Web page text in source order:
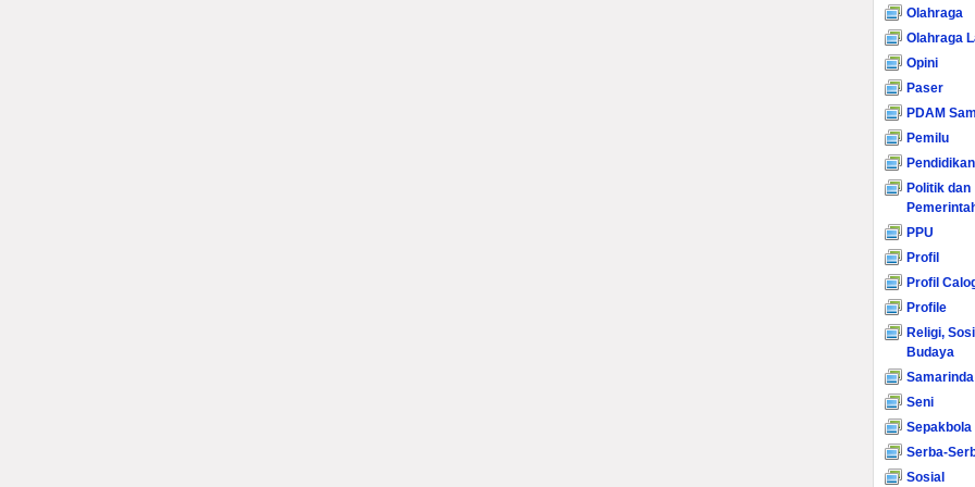
Olahraga
Olahraga
Opini
Paser
PDAM
Pemilu
Pendidikan
Politik dan
PPU
Profil
Profil
Profile
Religi,
Budaya
Samarinda
Seni
Sepakbola
Serba-
Sosial